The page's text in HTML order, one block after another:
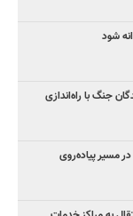
شود
جنگ با راه‌اندازی
مسیر پیاده‌روی